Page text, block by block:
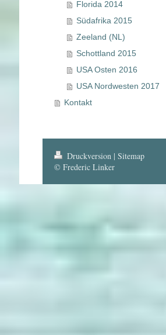
Florida 2014
Südafrika 2015
Zeeland (NL)
Schottland 2015
USA Osten 2016
USA Nordwesten 2017
Kontakt
Druckversion | Sitemap
© Frederic Linker